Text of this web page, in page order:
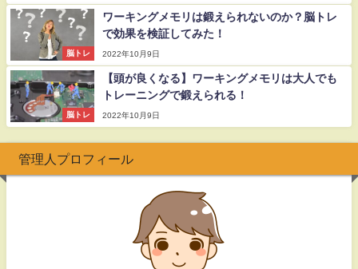
脳トレ
ワーキングメモリは鍛えられないのか？脳トレ
で効果を検証してみた！
2022年10月9日
脳トレ
【頭が良くなる】ワーキングメモリは大人でも
トレーニングで鍛えられる！
2022年10月9日
管理人プロフィール